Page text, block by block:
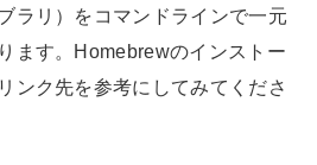
ラリ）をコマンドラインで一元
ます。Homebrewのインストー
ンク先を参考にしてみてくださ